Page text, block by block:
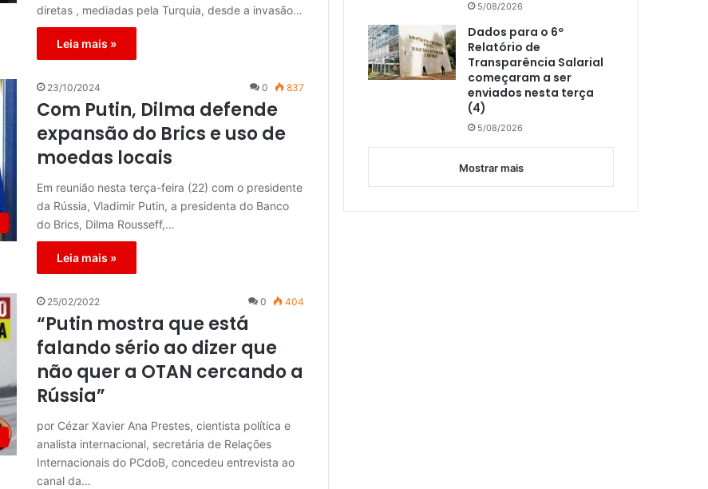
diretas , mediadas pela Turquia, desde a invasão…
Leia mais »
23/10/2024 0 837
Com Putin, Dilma defende
expansão do Brics e uso de
moedas locais
Em reunião nesta terça-feira (22) com o presidente
da Rússia, Vladimir Putin, a presidenta do Banco
do Brics, Dilma Rousseff,…
Leia mais »
25/02/2022 0 404
“Putin mostra que está
falando sério ao dizer que
não quer a OTAN cercando a
Rússia”
por Cézar Xavier Ana Prestes, cientista política e
analista internacional, secretária de Relações
Internacionais do PCdoB, concedeu entrevista ao
canal da…
5/08/2026
Dados para o 6º
Relatório de
Transparência Salarial
começaram a ser
enviados nesta terça
(4)
5/08/2026
Mostrar mais